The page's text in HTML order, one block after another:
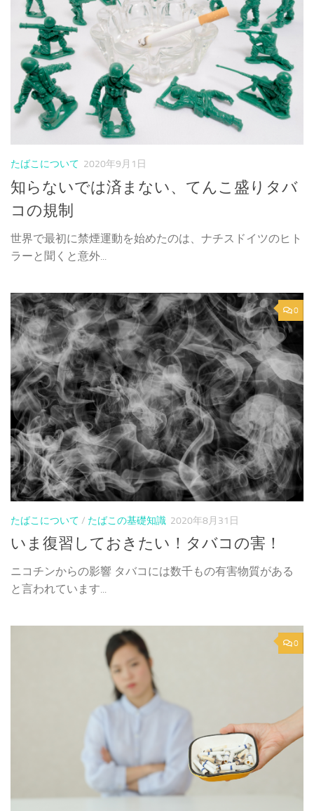
たばこについて 2020年9月1日
知らないでは済まない、てんこ盛りタバ
コの規制
世界で最初に禁煙運動を始めたのは、ナチスドイツのヒト
ラーと聞くと意外...
0
たばこについて / たばこの基礎知識 2020年8月31日
いま復習しておきたい！タバコの害！
ニコチンからの影響 タバコには数千もの有害物質がある
と言われています...
0